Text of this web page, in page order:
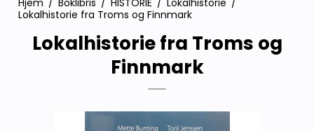
Hjem / Boklibris / HISTORIE / Lokalhistorie /
Lokalhistorie fra Troms og Finnmark
Lokalhistorie fra Troms og
Finnmark